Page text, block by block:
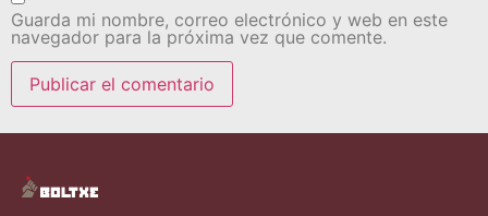
Guarda mi nombre, correo electrónico y web en este
navegador para la próxima vez que comente.